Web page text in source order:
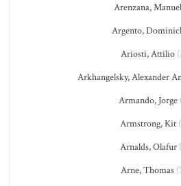
Arenzana, Manuel
Argento,
Ariosti, Attilio
Arkhangelsky, Alexander
Armando, Jorge
Armstrong, Kit
Arnalds, Olafur
Arne, Thomas